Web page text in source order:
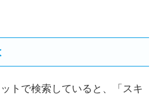
トで検索していると、「スキ